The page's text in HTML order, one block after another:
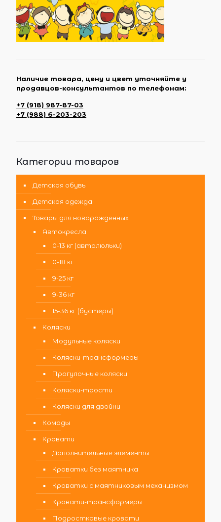
Наличие товара, цену и цвет уточняйте у
продавцов-консультантов по телефонам:
+7 (918) 987-87-03
+7 (988) 6-203-203
Категории товаров
Детская обувь
Детская одежда
Товары для новорожденных
Автокресла
0-13 кг (автолюльки)
0-18 кг
9-25 кг
9-36 кг
15-36 кг (бустеры)
Коляски
Модульные коляски
Коляски-трансформеры
Прогулочные коляски
Коляски-трости
Коляски для двойни
Комоды
Кровати
Дополнительные элементы
Кроватки без маятника
Кроватки с маятниковым механизмом
Кровати-трансформеры
Подростковые кровати